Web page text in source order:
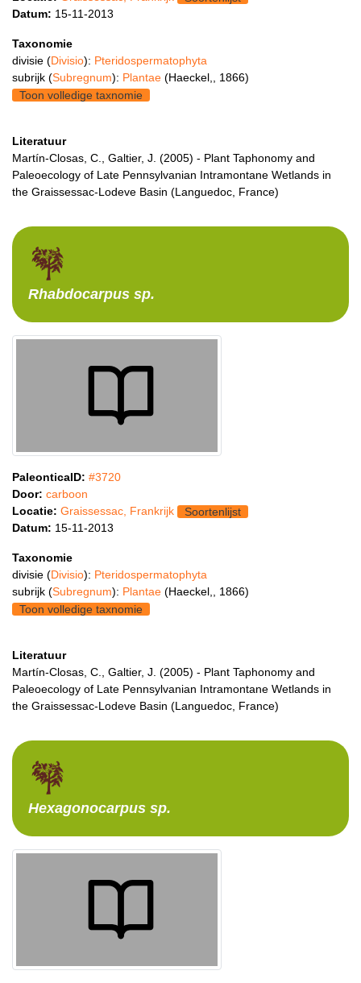
Datum: 15-11-2013
Taxonomie
divisie (Divisio): Pteridospermatophyta
subrijk (Subregnum): Plantae (Haeckel,, 1866)
Toon volledige taxnomie
Literatuur
Martín-Closas, C., Galtier, J. (2005) - Plant Taphonomy and
Paleoecology of Late Pennsylvanian Intramontane Wetlands in
the Graissessac-Lodeve Basin (Languedoc, France)
Rhabdocarpus sp.
PaleonticaID: #3720
Door: carboon
Locatie: Graissessac, Frankrijk
Soortenlijst
Datum: 15-11-2013
Taxonomie
divisie (Divisio): Pteridospermatophyta
subrijk (Subregnum): Plantae (Haeckel,, 1866)
Toon volledige taxnomie
Literatuur
Martín-Closas, C., Galtier, J. (2005) - Plant Taphonomy and
Paleoecology of Late Pennsylvanian Intramontane Wetlands in
the Graissessac-Lodeve Basin (Languedoc, France)
Hexagonocarpus sp.